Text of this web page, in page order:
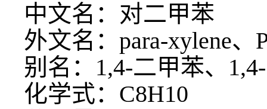
中文名：对二甲苯
外文名： para-xylene、
别名： 1,4-二甲苯、
化学式： C8H10